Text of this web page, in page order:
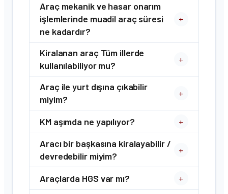
Araç mekanik ve hasar onarım
işlemlerinde muadil araç süresi
ne kadardır?
+
Kiralanan araç Tüm illerde
kullanılabiliyor mu?
+
Araç ile yurt dışına çıkabilir
miyim?
+
KM aşımda ne yapılıyor?
+
Aracı bir başkasına kiralayabilir /
devredebilir miyim?
+
Araçlarda HGS var mı?
+